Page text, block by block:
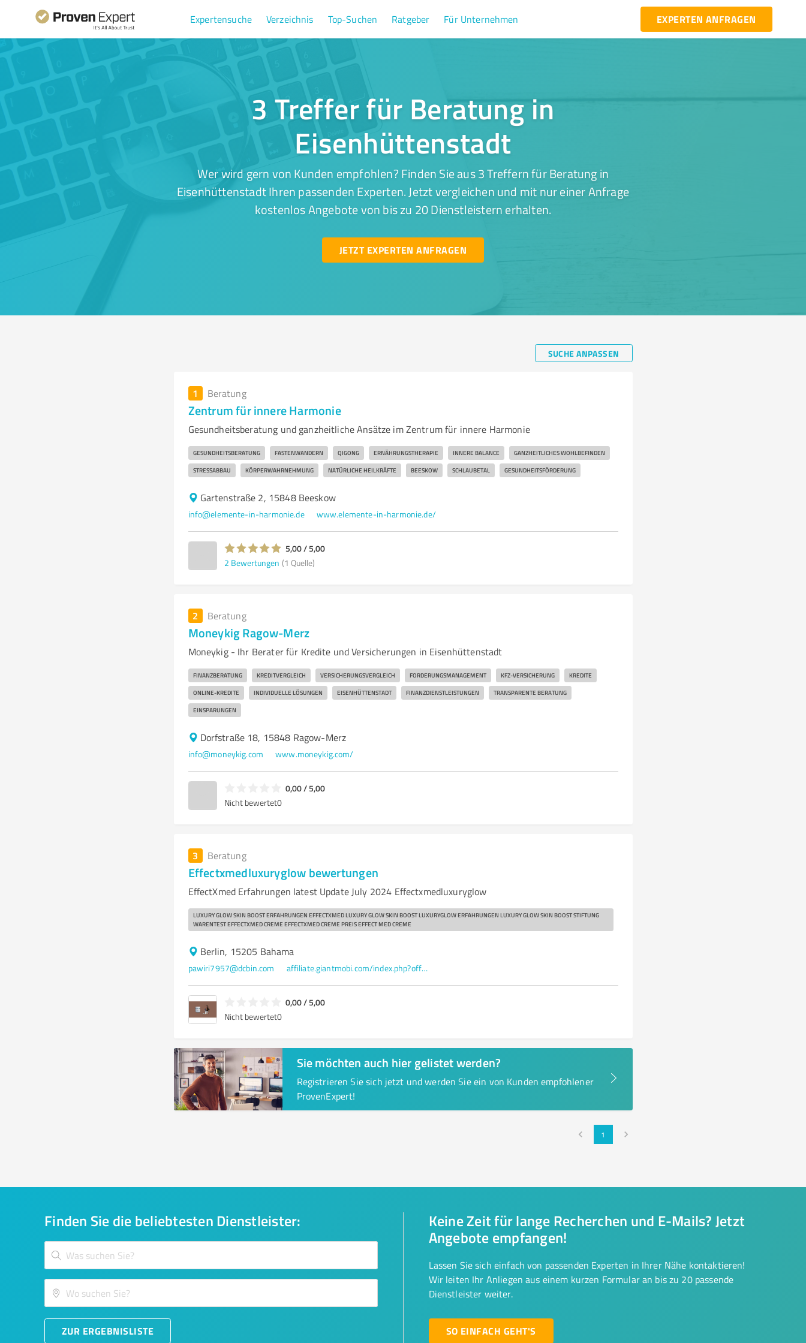
Expertensuche Verzeichnis Top-Suchen Ratgeber Für Unternehmen EXPERTEN ANFRAGEN
3 Treffer für Beratung in
Eisenhüttenstadt
Wer wird gern von Kunden empfohlen? Finden Sie aus 3 Treffern für Beratung in
Eisenhüttenstadt Ihren passenden Experten. Jetzt vergleichen und mit nur einer Anfrage
kostenlos Angebote von bis zu 20 Dienstleistern erhalten.
JETZT EXPERTEN ANFRAGEN
SUCHE ANPASSEN
1 Beratung
Zentrum für innere Harmonie
Gesundheitsberatung und ganzheitliche Ansätze im Zentrum für innere Harmonie
GESUNDHEITSBERATUNG FASTENWANDERN QIGONG ERNÄHRUNGSTHERAPIE INNERE BALANCE GANZHEITLICHES WOHLBEFINDEN
STRESSABBAU KÖRPERWAHRNEHMUNG NATÜRLICHE HEILKRÄFTE BEESKOW SCHLAUBETAL GESUNDHEITSFÖRDERUNG
Gartenstraße 2, 15848 Beeskow
info@elemente-in-harmonie.de www.elemente-in-harmonie.de/
5,00 / 5,00
2 Bewertungen (1 Quelle)
2 Beratung
Moneykig Ragow-Merz
Moneykig - Ihr Berater für Kredite und Versicherungen in Eisenhüttenstadt
FINANZBERATUNG KREDITVERGLEICH VERSICHERUNGSVERGLEICH FORDERUNGSMANAGEMENT KFZ-VERSICHERUNG KREDITE
ONLINE-KREDITE INDIVIDUELLE LÖSUNGEN EISENHÜTTENSTADT FINANZDIENSTLEISTUNGEN TRANSPARENTE BERATUNG
EINSPARUNGEN
Dorfstraße 18, 15848 Ragow-Merz
info@moneykig.com www.moneykig.com/
0,00 / 5,00
Nicht bewertet0
3 Beratung
Effectxmedluxuryglow bewertungen
EffectXmed Erfahrungen latest Update July 2024 Effectxmedluxuryglow
LUXURY GLOW SKIN BOOST ERFAHRUNGEN EFFECTXMED LUXURY GLOW SKIN BOOST LUXURYGLOW ERFAHRUNGEN LUXURY GLOW SKIN BOOST STIFTUNG
WARENTEST EFFECTXMED CREME EFFECTXMED CREME PREIS EFFECT MED CREME
Berlin, 15205 Bahama
pawiri7957@dcbin.com affiliate.giantmobi.com/index.php?offer_id=27195&aff_id=446&url_id=830&aff_sub2=Paraash
0,00 / 5,00
Nicht bewertet0
Sie möchten auch hier gelistet werden?
Registrieren Sie sich jetzt und werden Sie ein von Kunden empfohlener
ProvenExpert!
1
Finden Sie die beliebtesten Dienstleister:
ZUR ERGEBNISLISTE
Keine Zeit für lange Recherchen und E-Mails? Jetzt
Angebote empfangen!
Lassen Sie sich einfach von passenden Experten in Ihrer Nähe kontaktieren!
Wir leiten Ihr Anliegen aus einem kurzen Formular an bis zu 20 passende
Dienstleister weiter.
SO EINFACH GEHT'S